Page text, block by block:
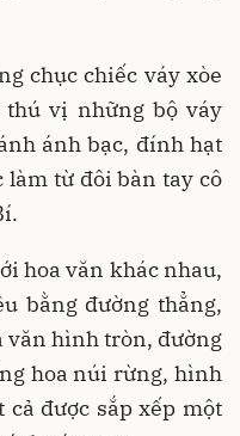
chục chiếc váy xòe
vị những bộ váy
ánh bạc, đính hạt
làm từ đôi bàn tay cô
hoa văn khác nhau,
bằng đường thẳng,
văn hình tròn, đường
hoa núi rừng, hình
được sắp xếp một